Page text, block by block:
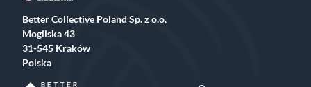
Better Collective Poland Sp. z o.o.
Mogilska 43
31-545 Kraków
Polska